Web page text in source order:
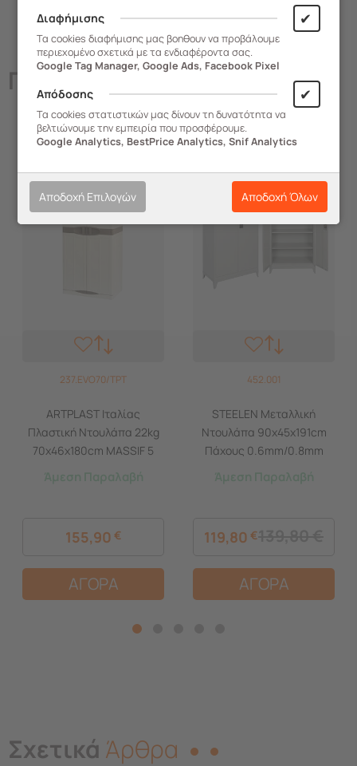
ΠαρόμοιαΠροϊόντα
237.EVO70/TPT
ARTPLAST Ιταλίας
Πλαστική Ντουλάπα 22kg
70x46x180cm MASSIF 5
Χώρων 2φυλλη Evolution
Άμεση Παραλαβή
155,90 €
ΑΓΟΡΑ
-14%
452.001
STEELEN Μεταλλική
Ντουλάπα 90x45x191cm
Πάχους 0.6mm/0.8mm
(πάτωμα) Γαλβανιζέ με 4
Άμεση Παραλαβή
119,80 €
ΑΓΟΡΑ
Σχετικά Άρθρα
Διαφήμισης ✔
Τα cookies διαφήμισης μας βοηθουν να προβάλουμε
περιεχομένο σχετικά με τα ενδιαφέροντα σας.
Google Tag Manager, Google Ads, Facebook Pixel
Απόδοσης ✔
Τα cookies στατιστικών μας δίνουν τη δυνατότητα να
βελτιώνουμε την εμπειρία που προσφέρουμε.
Google Analytics, BestPrice Analytics, Snif Analytics
Αποδοχή Επιλογών Αποδοχή Όλων